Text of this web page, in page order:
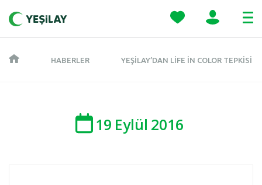
HABERLER YEŞILAY’DAN LIFE IN COLOR TEPKISI
19 Eylül 2016